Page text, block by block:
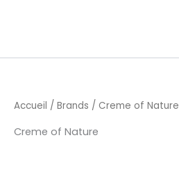
Accueil / Brands / Creme of Nature
Creme of Nature